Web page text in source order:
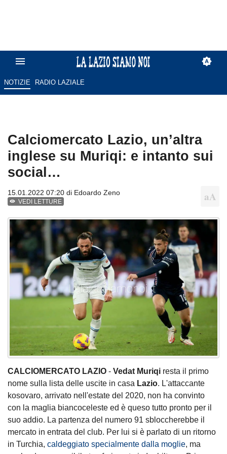
NOTIZIE RADIO LAZIALE
Calciomercato Lazio, un’altra
inglese su Muriqi: e intanto sui
social…
15.01.2022 07:20 di Edoardo Zeno
VEDI LETTURE
CALCIOMERCATO LAZIO - Vedat Muriqi resta il primo
nome sulla lista delle uscite in casa Lazio. L'attaccante
kosovaro, arrivato nell'estate del 2020, non ha convinto
con la maglia biancoceleste ed è queso tutto pronto per il
suo addio. La partenza del numero 91 sbloccherebbe il
mercato in entrata del club. Per lui si è parlato di un ritorno
in Turchia, caldeggiato specialmente dalla moglie, ma